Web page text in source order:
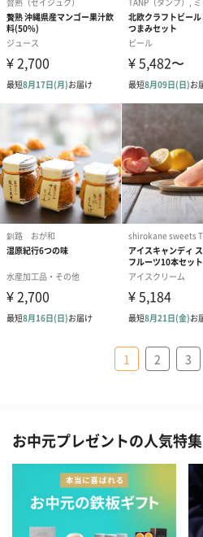
1 2 3
お中元プレゼントの人気特集